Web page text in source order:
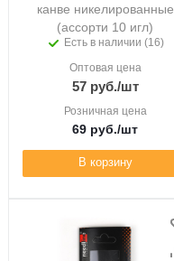
канве никелированные
(ассорти 10 игл)
Есть в наличии (16)
Оптовая цена
57руб./шт
Розничная цена
69 руб./шт
В корзину